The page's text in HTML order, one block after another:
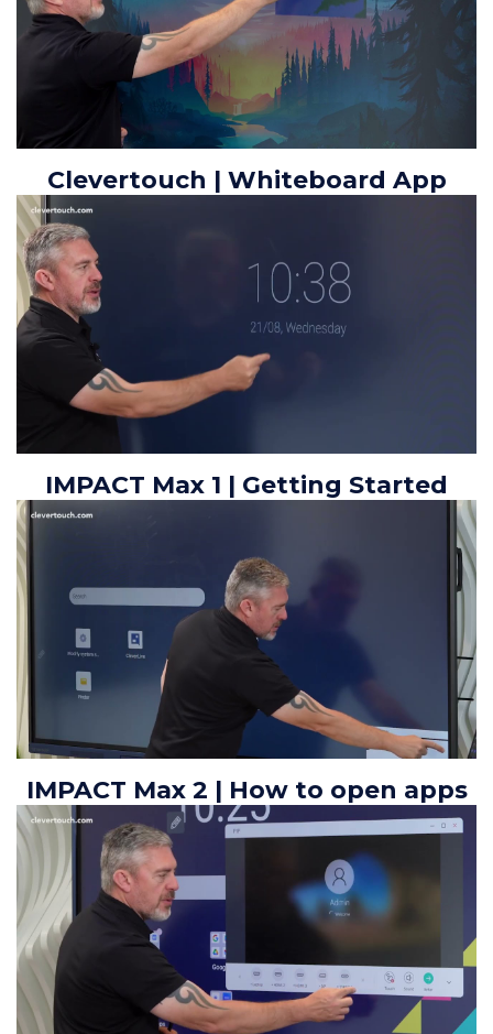
Clevertouch | Whiteboard App
IMPACT Max 1 | Getting Started
IMPACT Max 2 | How to open apps